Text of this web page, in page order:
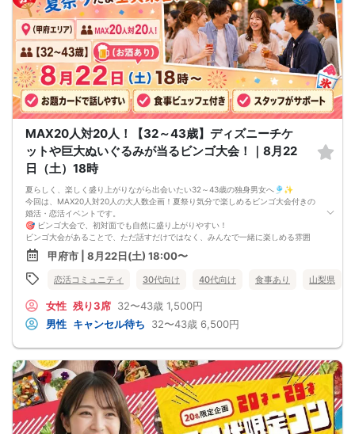
⚠️ 注意事項【キャンセルポリシー】
開催前日までに最小催行人数（5対5）に満たない場合は中止となります。不催行
の際は前日までにご連絡いたします（急なキャンセルによる不催行時も都度ご連
絡します）。
3日前より発生するキャンセル料については、運営上キャンセル料（活動費）が発
生することがございます。（一般参加費100％）
一度お申し込みをされたパーティーをキャンセルする場合：オミカレのシステム
上「キャンセル処理料（2,000円）」が発生します。
※一度キャンセルしたパーティーを再度ご予約された場合でも、≪キャンセル処理
の回数≫に応じてキャンセル処理費が発生いたします。
キャンセル料の支払いは銀行振り込みとなります。（後日振込先をご連絡させて
頂きます）
申し込み完了はメールにて送らせて頂いております。メールが届かない場合（Ｐ
Ｃからの受信拒否設定やセキュリティレベルなど）は必ず再度問い合わせをする
メールの確認ミスによるキャンセルはキャンセル料発生対象となってしまいま
す。ご注意ください。
MAX20人対20人！【32～43歳】ディズニーチケ
ットや巨大ぬいぐるみが当るビンゴ大会！｜8月22
日（土）18時
夏らしく、楽しく盛り上がりながら出会いたい32～43歳の独身男女へ🎐✨
今回は、MAX20人対20人の大人数企画！夏祭り気分で楽しめるビンゴ大会付きの
婚活・恋活イベントです。
🎯 ビンゴ大会で、初対面でも自然に盛り上がりやすい！
ビンゴ大会があることで、ただ話すだけではなく、みんなで一緒に楽しめる雰囲
気になります。緊張しやすい方でも、ゲームをきっかけに会話が生まれやすいの
が魅力です。
🎁 ディズニーチケットや巨大ぬいぐるみが当るチャンス！
今回の目玉は、豪華景品が当るビンゴ大会。ディズニーチケットや巨大ぬいぐる
気になりやすい企画です。
🎉 MAX20人対20人で、出会いのチャンスが多い！
最大40名規模のイベントなので、普段の少人数イベントよりも多くの方と出会え
🍻 お酒ありで、リラックスして交流しやすい！
アルコールを楽しみたい方にもおすすめの企画です。もちろん、お酒を飲まない
方もご参加いただけます。飲酒をされる方は、お車でのご来場・運転はご遠慮く
ださい。
🌿 32～43歳対象で、30代40代前半中心の方が参加しやすい！
仕事、休日の過ごし方、趣味、将来のことなど、自然に話題が広がりやすい年代
甲府市 | 8月22日(土) 18:00〜
恋活コミュニティ 30代向け 40代向け 食事あり 山梨県
女性 残り3席 32〜43歳 1,500円
男性 キャンセル待ち 32〜43歳 6,500円